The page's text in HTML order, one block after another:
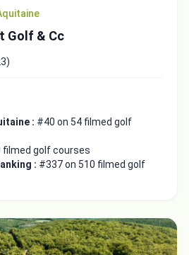
Golf & Cc
: #40 on 54 filmed golf
filmed golf courses
: #337 on 510 filmed golf
Copy to Clipboard